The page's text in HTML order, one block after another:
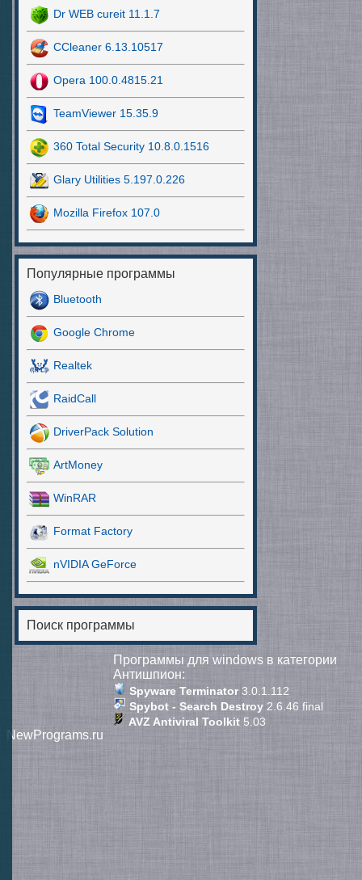
Dr WEB cureit 11.1.7
CCleaner 6.13.10517
Opera 100.0.4815.21
TeamViewer 15.35.9
360 Total Security 10.8.0.1516
Glary Utilities 5.197.0.226
Mozilla Firefox 107.0
Популярные программы
Bluetooth
Google Chrome
Realtek
RaidCall
DriverPack Solution
ArtMoney
WinRAR
Format Factory
nVIDIA GeForce
Поиск программы
Программы для windows в категории
Антишпион:
Spywаrе Terminаtоr 3.0.1.112
Spybot - Search Destroy 2.6.46 final
AVZ Antiviral Toolkit 5.03
NewPrograms.ru